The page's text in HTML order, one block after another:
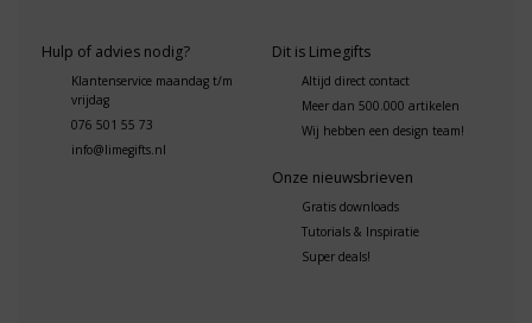
Hulp of advies nodig?
Klantenservice maandag t/m
vrijdag
076 501 55 73
info@limegifts.nl
Dit is Limegifts
Altijd direct contact
Meer dan 500.000 artikelen
Wij hebben een design team!
Onze nieuwsbrieven
Gratis downloads
Tutorials & Inspiratie
Super deals!